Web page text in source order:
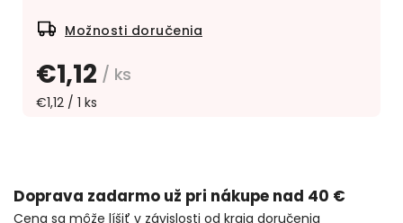
€1,12 / ks
€1,12 / 1 ks
Možnosti doručenia
Doprava zadarmo už pri nákupe nad 40 €
Cena sa môže líšiť v závislosti od kraja doručenia